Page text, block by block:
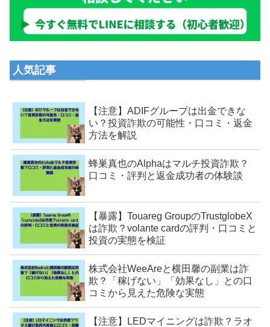
人気記事
【注意】ADIFグループは出金できな
い？投資詐欺の可能性・口コミ・返金
方法を解説
蜂巣真也のAlphaはマルチ投資詐欺？
口コミ・評判と返金成功者の体験談
【暴露】Touareg GroupのTrustglobeX
は詐欺？volante cardの評判・口コミと
投資の実態を検証
株式会社WeeAreと横田馨の副業は詐
欺？「稼げない」「効果なし」との口
コミから見えた危険な実態
【注意】LEDマイニングは詐欺？ラオ